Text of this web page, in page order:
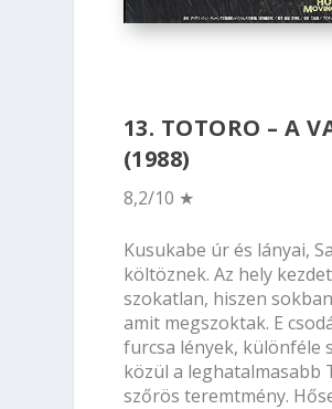
13. TOTORO – A
(1988)
8,2/10 ★
Kusukabe úr és lányai,
költöznek. Az hely
szokatlan, hiszen
amit megszoktak. E
furcsa lények, különféle
közül a leghatalmasabb
szőrös teremtmény.